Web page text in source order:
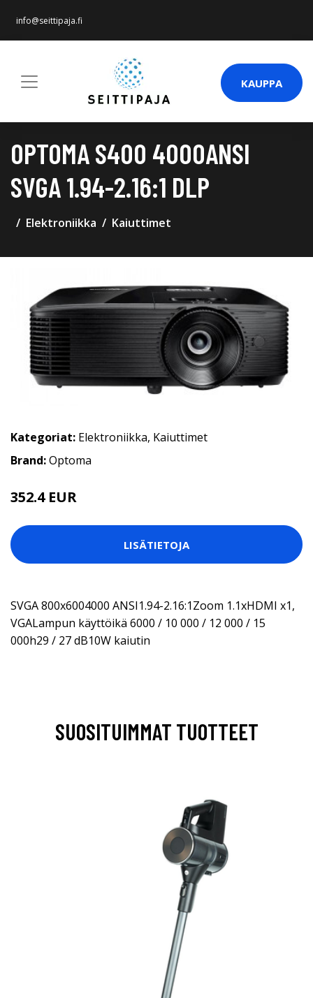
info@seittipaja.fi
KAUPPA
OPTOMA S400 4000ANSI
SVGA 1.94-2.16:1 DLP
Elektroniikka Kaiuttimet
Kategoriat: Elektroniikka, Kaiuttimet
Brand:Optoma
352.4 EUR
LISÄTIETOJA
SVGA 800x6004000 ANSI1.94-2.16:1Zoom 1.1xHDMI x1,
VGALampun käyttöikä 6000 / 10 000 / 12 000 / 15
000h29 / 27 dB10W kaiutin
SUOSITUIMMAT TUOTTEET